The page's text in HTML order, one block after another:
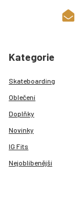
Kategorie
Skateboarding
Oblečení
Doplňky
Novinky
IG Fits
Nejoblíbenější